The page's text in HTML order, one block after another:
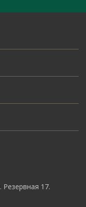
Резервная 17.